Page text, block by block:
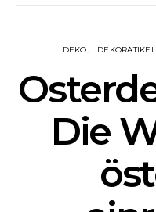
DEKO DEKORATIKEL
Die